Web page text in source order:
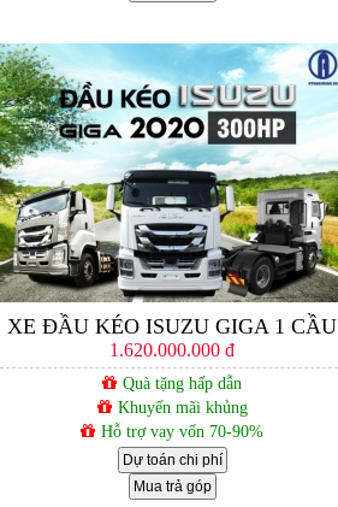
XE ĐẦU KÉO ISUZU GIGA 1 CẦU
1.620.000.000 đ
Quà tặng hấp dẫn
Khuyến mãi khủng
Hỗ trợ vay vốn 70-90%
Dự toán chi phí
Mua trả góp